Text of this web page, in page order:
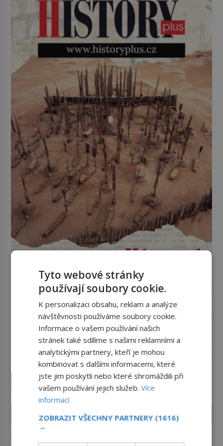
ZAJÍMAVOSTI
Tyto webové stránky
používají soubory cookie.
K personalizaci obsahu, reklam a analýze
návštěvnosti používáme soubory cookie.
Informace o vašem používání našich
stránek také sdílíme s našimi reklamními a
analytickými partnery, kteří je mohou
kombinovat s dalšími informacemi, které
jste jim poskytli nebo které shromáždili při
vašem používání jejich služeb.Více
informací
ZOBRAZIT VŠECHNY PARTNERY (1616)
→